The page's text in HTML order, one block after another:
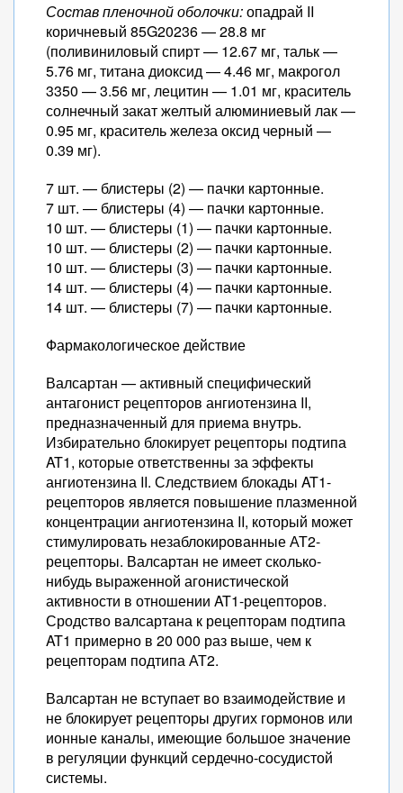
Состав пленочной оболочки:опадрай II
коричневый 85G20236 — 28.8 мг
(поливиниловый спирт — 12.67 мг, тальк —
5.76 мг, титана диоксид — 4.46 мг, макрогол
3350 — 3.56 мг, лецитин — 1.01 мг, краситель
солнечный закат желтый алюминиевый лак —
0.95 мг, краситель железа оксид черный —
0.39 мг).
7 шт. — блистеры (2) — пачки картонные.
7 шт. — блистеры (4) — пачки картонные.
10 шт. — блистеры (1) — пачки картонные.
10 шт. — блистеры (2) — пачки картонные.
10 шт. — блистеры (3) — пачки картонные.
14 шт. — блистеры (4) — пачки картонные.
14 шт. — блистеры (7) — пачки картонные.
Фармакологическое действие
Валсартан — активный специфический
антагонист рецепторов ангиотензина II,
предназначенный для приема внутрь.
Избирательно блокирует рецепторы подтипа
AT1, которые ответственны за эффекты
ангиотензина II. Следствием блокады AT1-
рецепторов является повышение плазменной
концентрации ангиотензина II, который может
стимулировать незаблокированные АТ2-
рецепторы. Валсартан не имеет сколько-
нибудь выраженной агонистической
активности в отношении AT1-рецепторов.
Сродство валсартана к рецепторам подтипа
AT1 примерно в 20 000 раз выше, чем к
рецепторам подтипа АТ2.
Валсартан не вступает во взаимодействие и
не блокирует рецепторы других гормонов или
ионные каналы, имеющие большое значение
в регуляции функций сердечно-сосудистой
системы.